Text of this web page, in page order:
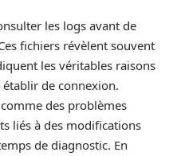
les logs avant de
fichiers révèlent souvent
les véritables raisons
de connexion.
des problèmes
liés à des modifications
de diagnostic. En